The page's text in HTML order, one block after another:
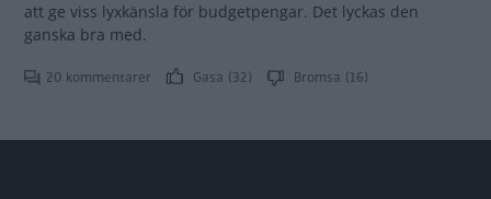
att ge viss lyxkänsla för budgetpengar. Det lyckas den
ganska bra med.
20 kommentarer Gasa (32) Bromsa (16)